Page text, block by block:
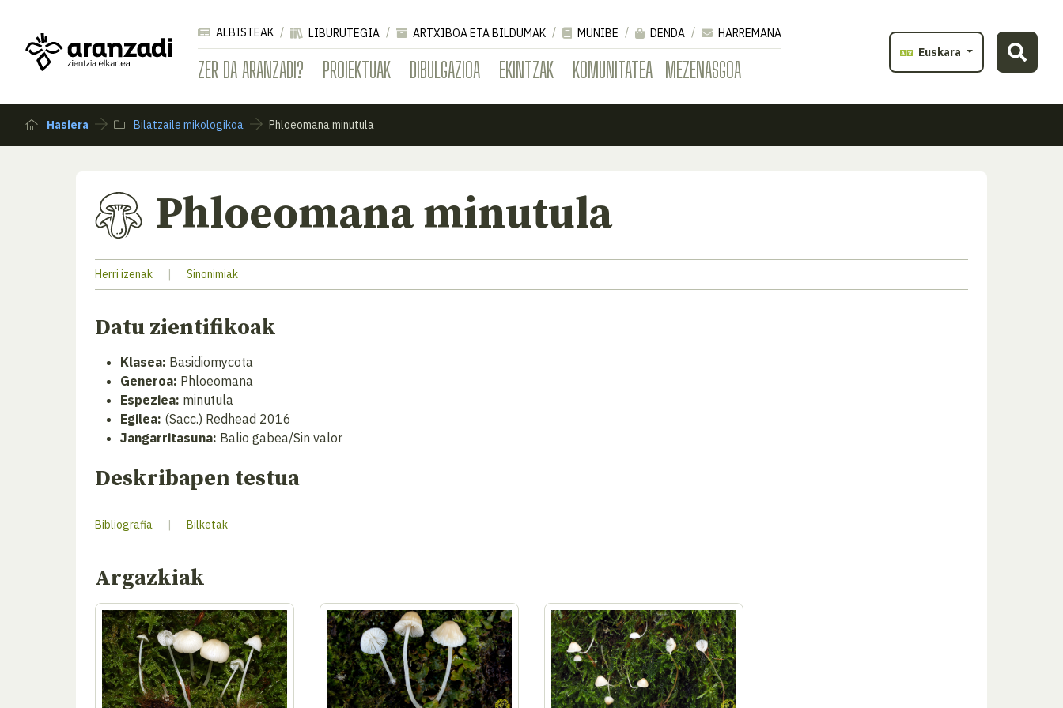
ZER DA ARANZADI? PROIEKTUAK DIBULGAZIOA EKINTZAK KOMUNITATEA MEZENASGOA
ALBISTEAK LIBURUTEGIA ARTXIBOA ETA BILDUMAK MUNIBE DENDA
HARREMANA
Euskara
Hasiera Bilatzaile mikologikoa Phloeomana minutula
Phloeomana minutula
Herri izenak | Sinonimiak
Datu zientifikoak
Klasea: Basidiomycota
Generoa: Phloeomana
Espeziea: minutula
Egilea: (Sacc.) Redhead 2016
Jangarritasuna: Balio gabea/Sin valor
Deskribapen testua
Bibliografia | Bilketak
Argazkiak